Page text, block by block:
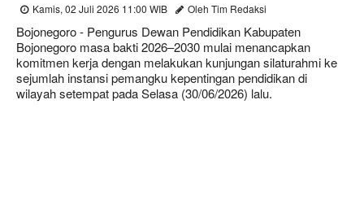
Kamis, 02 Juli 2026 11:00 WIB Oleh Tim Redaksi
Bojonegoro - Pengurus Dewan Pendidikan Kabupaten
Bojonegoro masa bakti 2026–2030 mulai menancapkan
komitmen kerja dengan melakukan kunjungan silaturahmi ke
sejumlah instansi pemangku kepentingan pendidikan di
wilayah setempat pada Selasa (30/06/2026) lalu.